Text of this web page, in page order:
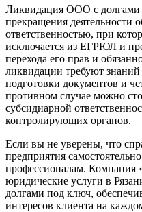
Ликвидация ООО с долгами
прекращения деятельности
ответственностью, при
исключается из ЕГРЮЛ и
перехода его прав и
ликвидации требуют знаний
подготовки документов и
противном случае можно
субсидиарной
контролирующих органов.
Если вы не уверены, что
предприятия
профессионалам. Компания
юридические услуги в
долгами под ключ,
интересов клиента на